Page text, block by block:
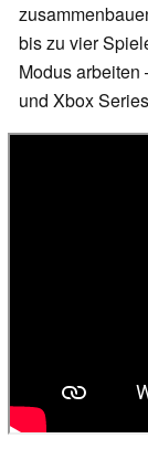
bis zu vier
Modus arbeiten
und Xbox